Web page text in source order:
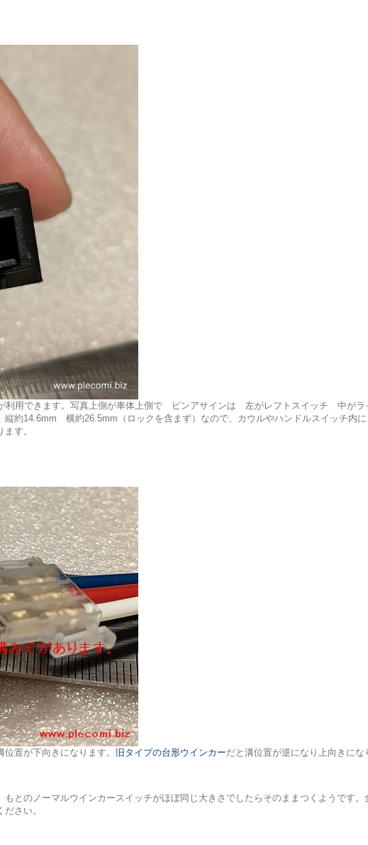
利用できます。写真上側が車体上側で ピンアサインは 左がレフトスイッチ 中が
約14.6mm 横約26.5mm（ロックを含まず）なので、カウルやハンドルスイッチ内に
す。
置が下向きになります。 旧タイプの台形ウインカーだと溝位置が逆になり上向きにな
とのノーマルウインカースイッチがほぼ同じ大きさでしたらそのままつくようです
さい。